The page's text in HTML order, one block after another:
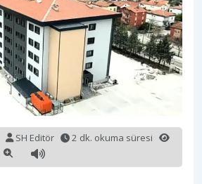
SH Editör
2 dk. okuma süresi